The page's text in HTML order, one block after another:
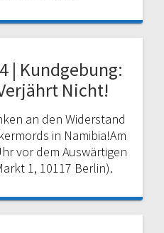
| Kundgebung:
Nicht!
an den Widerstand
in Namibia!Am
vor dem Auswärtigen
1, 10117 Berlin).